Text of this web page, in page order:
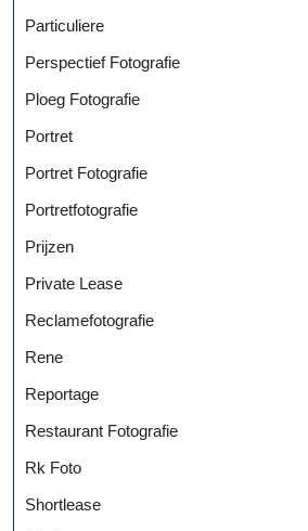
Particuliere
Perspectief Fotografie
Ploeg Fotografie
Portret
Portret Fotografie
Portretfotografie
Prijzen
Private Lease
Reclamefotografie
Rene
Reportage
Restaurant Fotografie
Rk Foto
Shortlease